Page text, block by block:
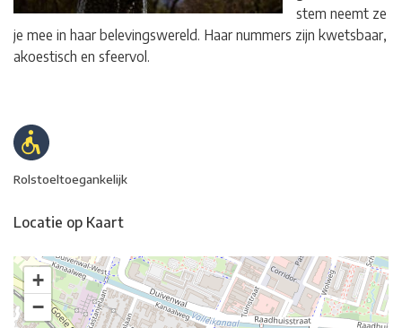
stem neemt ze
je mee in haar belevingswereld. Haar nummers zijn kwetsbaar,
akoestisch en sfeervol.
Rolstoeltoegankelijk
Locatie op Kaart
+
−